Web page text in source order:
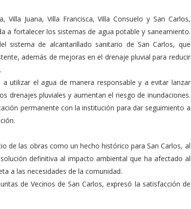
Juana, Villa Francisca, Villa Consuelo y San Carlos,
a fortalecer los sistemas de agua potable y saneamiento.
sistema de alcantarillado sanitario de San Carlos, que
además de mejoras en el drenaje pluvial para reducir
utilizar el agua de manera responsable y a evitar lanzar
drenajes pluviales y aumentan el riesgo de inundaciones.
permanente con la institución para dar seguimiento a
de las obras como un hecho histórico para San Carlos, al
definitiva al impacto ambiental que ha afectado al
a las necesidades de la comunidad.
de Vecinos de San Carlos, expresó la satisfacción de